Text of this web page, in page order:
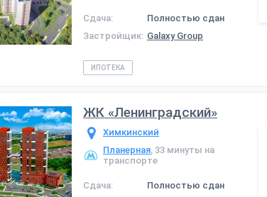
Сдача:
Полностью сдан
Застройщик: Galaxy Group
ИПОТЕКА
ЖК «Ленинградский»
Химкинский
Планерная, 33 минуты на
транспорте
Сдача:
Полностью сдан